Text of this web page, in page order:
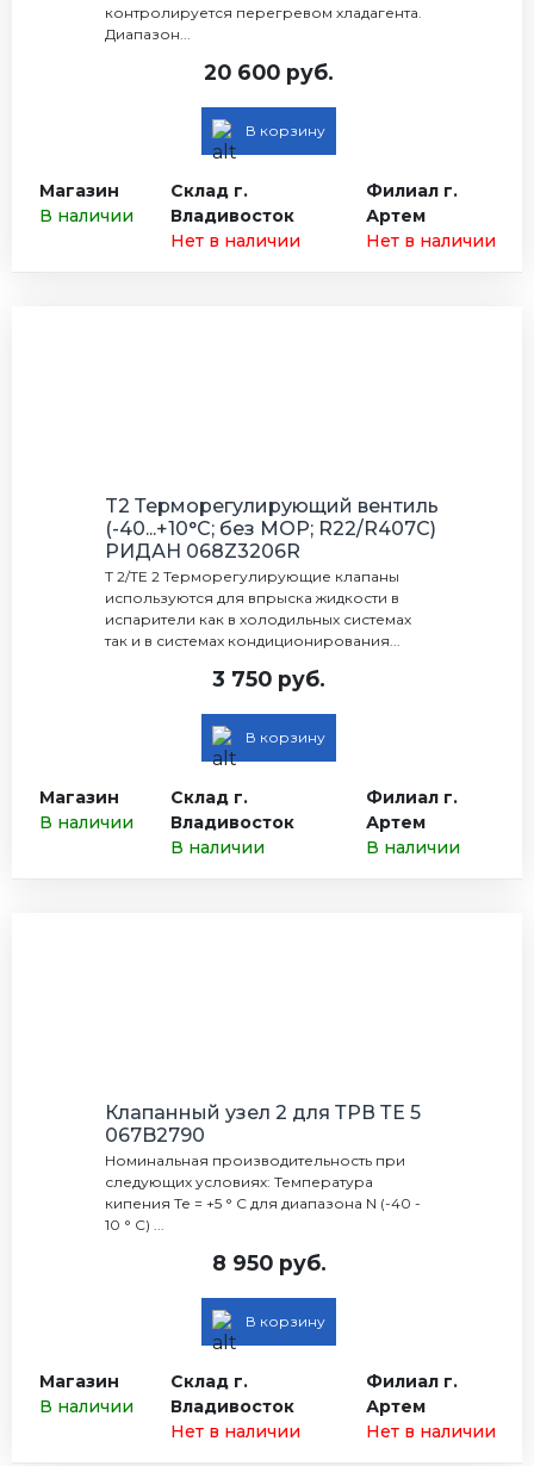
контролируется перегревом хладагента.
Диапазон...
20 600 руб.
В корзину
Магазин
В наличии
Склад г.
Владивосток
Нет в наличии
Филиал г.
Артем
Нет в наличии
T2 Терморегулирующий вентиль
(-40...+10°C; без МОР; R22/R407C)
РИДАН 068Z3206R
Т 2/TE 2 Терморегулирующие клапаны
используются для впрыска жидкости в
испарители как в холодильных системах
так и в системах кондиционирования...
3 750 руб.
В корзину
Магазин
В наличии
Склад г.
Владивосток
В наличии
Филиал г.
Артем
В наличии
Клапанный узел 2 для ТРВ ТЕ 5
067B2790
Номинальная производительность при
следующих условиях: Температура
кипения Те = +5 ° С для диапазона N (-40 -
10 ° С) ...
8 950 руб.
В корзину
Магазин
В наличии
Склад г.
Владивосток
Нет в наличии
Филиал г.
Артем
Нет в наличии